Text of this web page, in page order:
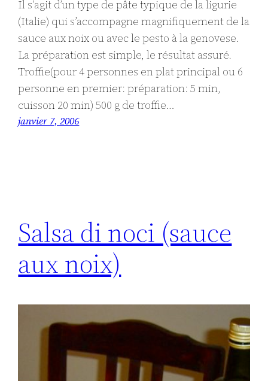
Il s’agit d’un type de pâte typique de la ligurie
(Italie) qui s’accompagne magnifiquement de la
sauce aux noix ou avec le pesto à la genovese.
La préparation est simple, le résultat assuré.
Troffie(pour 4 personnes en plat principal ou 6
personne en premier: préparation: 5 min,
cuisson 20 min) 500 g de troffie…
janvier 7, 2006
Salsa di noci (sauce
aux noix)